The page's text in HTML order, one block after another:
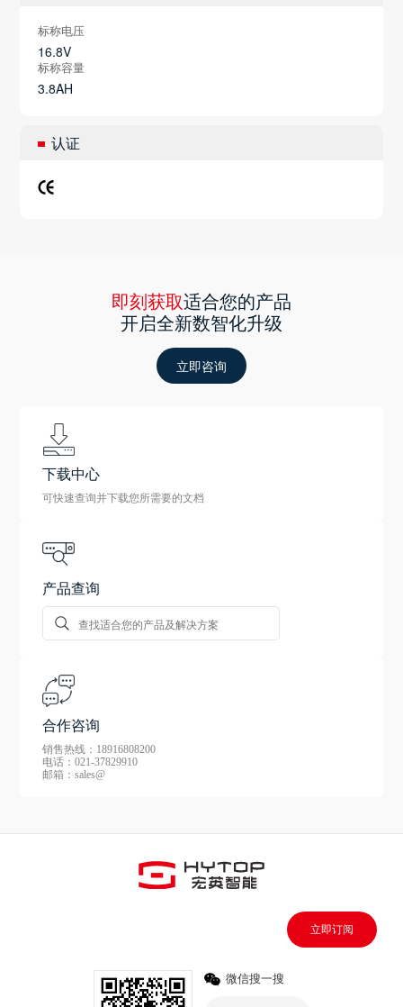
标称电压
16.8V
标称容量
3.8AH
认证
即刻获取适合您的产品
开启全新数智化升级
立即咨询
下载中心
可快速查询并下载您所需要的文档
产品查询
合作咨询
销售热线：18916808200
电话：021-37829910
邮箱：sales@
立即订阅
微信搜一搜